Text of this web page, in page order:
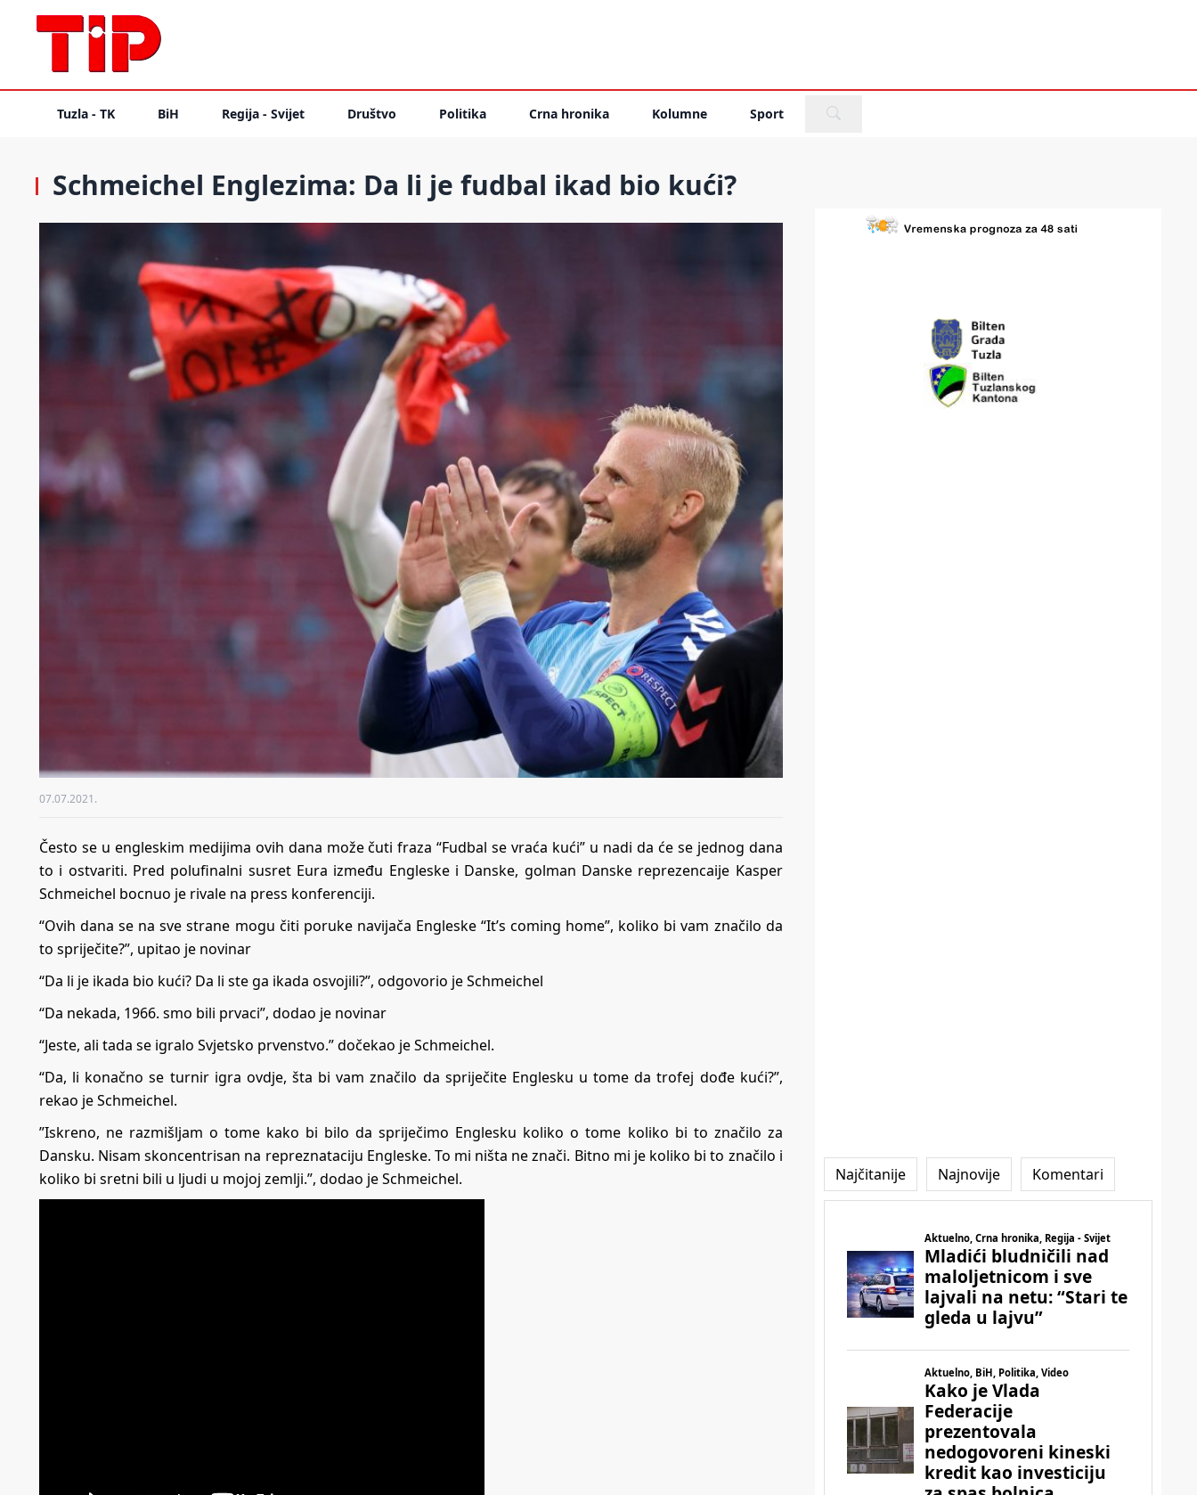
Tuzla - TK BiH Regija - Svijet Društvo Politika Crna hronika Kolumne Sport
Schmeichel Englezima: Da li je fudbal ikad bio kući?
07.07.2021.
Često se u engleskim medijima ovih dana može čuti fraza “Fudbal se vraća kući” u nadi da će se jednog dana
to i ostvariti. Pred polufinalni susret Eura između Engleske i Danske, golman Danske reprezencaije Kasper
Schmeichel bocnuo je rivale na press konferenciji.
“Ovih dana se na sve strane mogu čiti poruke navijača Engleske “It’s coming home”, koliko bi vam značilo da
to spriječite?”, upitao je novinar
“Da li je ikada bio kući? Da li ste ga ikada osvojili?”, odgovorio je Schmeichel
“Da nekada, 1966. smo bili prvaci”, dodao je novinar
“Jeste, ali tada se igralo Svjetsko prvenstvo.” dočekao je Schmeichel.
“Da, li konačno se turnir igra ovdje, šta bi vam značilo da spriječite Englesku u tome da trofej dođe kući?”,
rekao je Schmeichel.
”Iskreno, ne razmišljam o tome kako bi bilo da spriječimo Englesku koliko o tome koliko bi to značilo za
Dansku. Nisam skoncentrisan na repreznataciju Engleske. To mi ništa ne znači. Bitno mi je koliko bi to značilo i
koliko bi sretni bili u ljudi u mojoj zemlji.”, dodao je Schmeichel.
Najčitanije Najnovije Komentari